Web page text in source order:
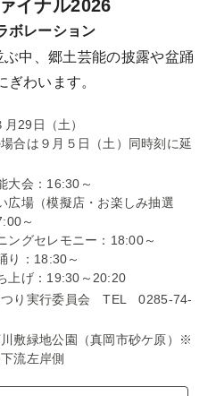
イナル2026
ボレーション
中、郷土芸能の披露や盆踊
ぎわいます。
29日（土）
合は９月５日（土）同時刻に延
大会：16:30～
広場（模擬店・お楽しみ抽選
～
ングセレモニー：18:00～
り：18:30～
上げ：19:30～20:20
つり実行委員会 TEL 0285-74-
敷緑地公園（真岡市砂ケ原）※
流左岸側